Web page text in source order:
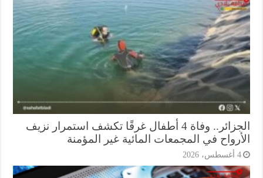
الجزائر.. وفاة 4 أطفال غرقًا تكشف استمرار نزيف
في المجمعات المائية غير المؤمنة